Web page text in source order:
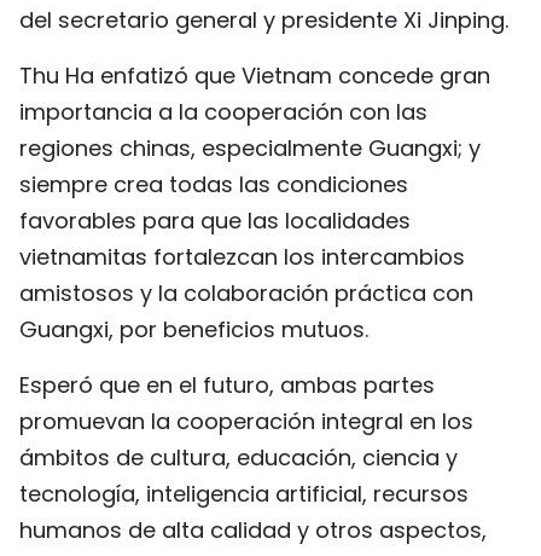
del secretario general y presidente Xi Jinping.
Thu Ha enfatizó que Vietnam concede gran
importancia a la cooperación con las
regiones chinas, especialmente Guangxi; y
siempre crea todas las condiciones
favorables para que las localidades
vietnamitas fortalezcan los intercambios
amistosos y la colaboración práctica con
Guangxi, por beneficios mutuos.
Esperó que en el futuro, ambas partes
promuevan la cooperación integral en los
ámbitos de cultura, educación, ciencia y
tecnología, inteligencia artificial, recursos
humanos de alta calidad y otros aspectos,